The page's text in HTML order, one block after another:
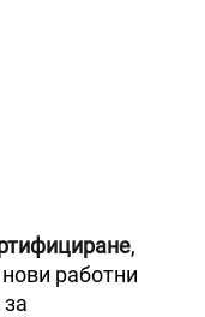
,
работни